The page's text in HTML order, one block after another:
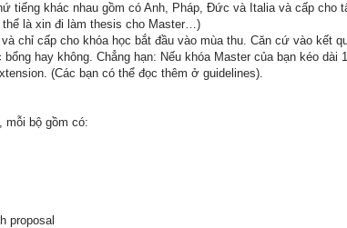
tiếng khác nhau gồm có Anh, Pháp, Đức và Italia và cấp cho
thể là xin đi làm thesis cho Master…)
chỉ cấp cho khóa học bắt đầu vào mùa thu. Căn cứ vào kết
hay không. Chẳng hạn: Nếu khóa Master của bạn kéo
(Các bạn có thể đọc thêm ở guidelines).
mỗi bộ gồm có:
proposal